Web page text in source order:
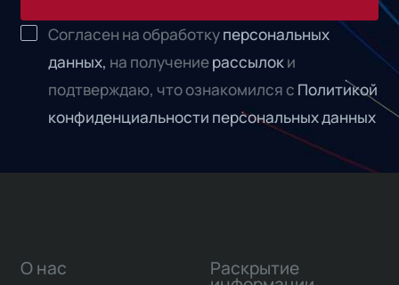
Согласен на обработкуперсональных
данных, на получениерассылоки
подтверждаю, что ознакомился с Политикой
конфиденциальности персональных данных
О нас Раскрытие